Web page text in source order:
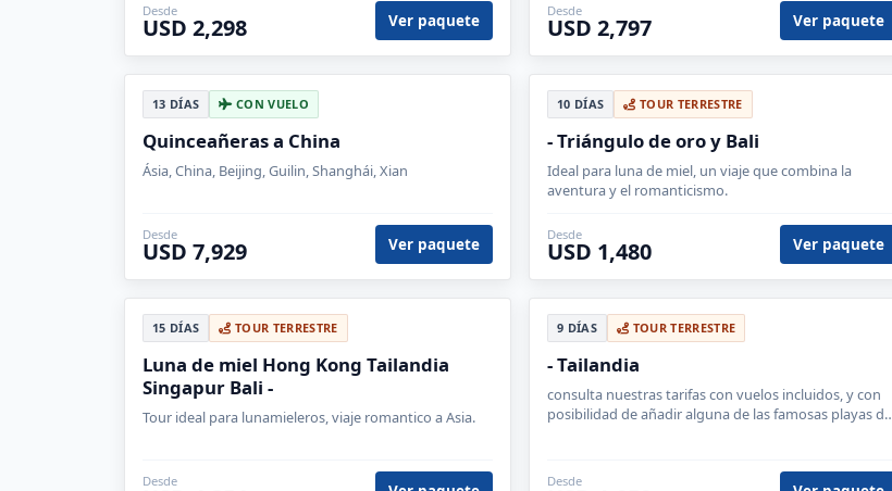
Desde
USD 2,298 Ver paquete
Desde
USD 2,797 Ver paquete
13 DÍAS CON VUELO
Quinceañeras a China
Ásia, China, Beijing, Guilin, Shanghái, Xian
Desde
USD 7,929 Ver paquete
10 DÍAS TOUR TERRESTRE
- Triángulo de oro y Bali
Ideal para luna de miel, un viaje que combina la
aventura y el romanticismo.
Desde
USD 1,480 Ver paquete
15 DÍAS TOUR TERRESTRE
Luna de miel Hong Kong Tailandia
Singapur Bali -
Tour ideal para lunamieleros, viaje romantico a Asia.
Desde
9 DÍAS TOUR TERRESTRE
- Tailandia
consulta nuestras tarifas con vuelos incluidos, y con
posibilidad de añadir alguna de las famosas playas de
Desde